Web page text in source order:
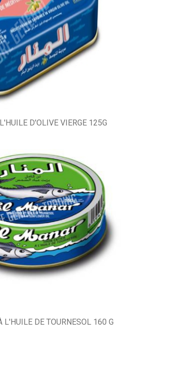
D'OLIVE VIERGE 125G
L'HUILE DE TOURNESOL 160 G